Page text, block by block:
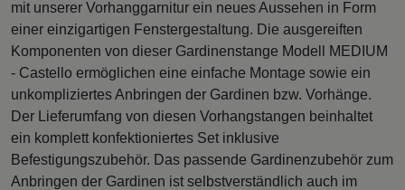
mit unserer Vorhanggarnitur ein neues Aussehen in Form
einer einzigartigen Fenstergestaltung. Die ausgereiften
Komponenten von dieser Gardinenstange Modell MEDIUM
- Castello ermöglichen eine einfache Montage sowie ein
unkompliziertes Anbringen der Gardinen bzw. Vorhänge.
Der Lieferumfang von diesen Vorhangstangen beinhaltet
ein komplett konfektioniertes Set inklusive
Befestigungszubehör. Das passende Gardinenzubehör zum
Anbringen der Gardinen ist selbstverständlich auch im